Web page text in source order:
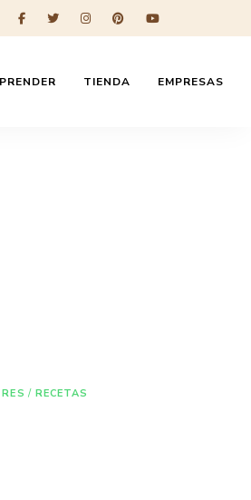
TIENDA EMPRESAS
/ RECETAS